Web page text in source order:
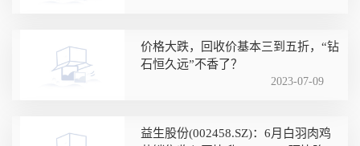
价格大跌，回收价基本三到五折，“钻
石恒久远”不香了？
2023-07-09
益生股份(002458.SZ)：6月白羽肉鸡